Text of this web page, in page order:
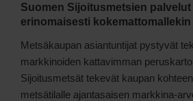
Suomen Sijoitusmetsien
erinomaisesti kokemattomallekin
Metsäkaupan asiantuntijat pystyvät
markkinoiden kattavimman
Sijoitusmetsät tekevät kaupan
metsätilalle ajantasaisen markkina-